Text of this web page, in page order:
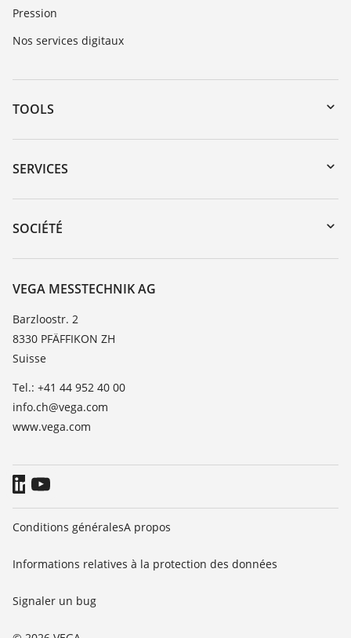
Pression
Nos services digitaux
TOOLS
Téléchargements
Recherche par numéro de série
DTM Collection/PACTware
SERVICES
Retour d'appareil
Formations
TeamViewer
SOCIÉTÉ
À propos de VEGA
Contact
News
Presse
Blog
VEGA MESSTECHNIK AG
Barzloostr. 2
8330 PFÄFFIKON ZH
Suisse
Tel.: +41 44 952 40 00
info.ch@vega.com
www.vega.com
Conditions généralesA propos
Informations relatives à la protection des données
Signaler un bug